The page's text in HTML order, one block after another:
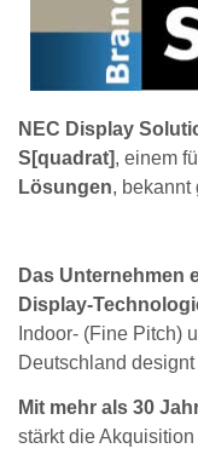
NEC Display
S[quadrat], einem
Lösungen, bekannt
Das Unternehmen
Display-
Indoor- (Fine Pitch)
Deutschland
Mit mehr als 30
stärkt die